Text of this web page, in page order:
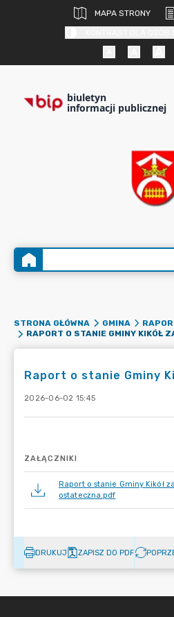
MAPA STRONY
biuletyn
informacji publicznej
STRONA GŁÓWNA GMINA
Raport o stanie Gminy
2026-06-02 15:45
ZAŁĄCZNIKI
Raport o stanie Gminy Kikół
ostateczna.pdf
DRUKUJ ZAPISZ DO PDF